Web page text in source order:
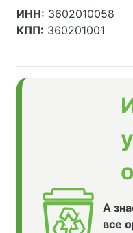
ИНН: 3602010058
КПП: 360201001
А
все